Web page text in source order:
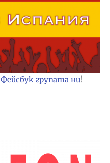
Фейсбук групата ни!